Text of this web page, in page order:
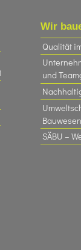
Wir
Qualität
und
Bauwesen
SÄBU –